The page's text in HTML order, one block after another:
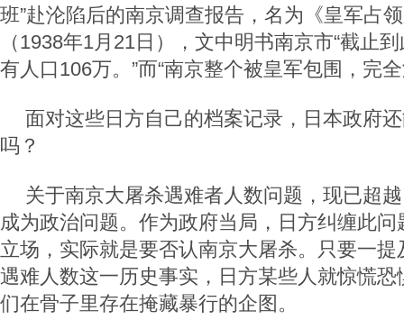
班”赴沦陷后的南京调查报告，名为《皇军占
（1938年1月21日），文中明书南京市“截止
有人口106万。”而“南京整个被皇军包围，完
面对这些日方自己的档案记录，日本政府还
吗？
关于南京大屠杀遇难者人数问题，现已超
成为政治问题。作为政府当局，日方纠缠此
立场，实际就是要否认南京大屠杀。只要一
遇难人数这一历史事实，日方某些人就惊慌
们在骨子里存在掩藏暴行的企图。